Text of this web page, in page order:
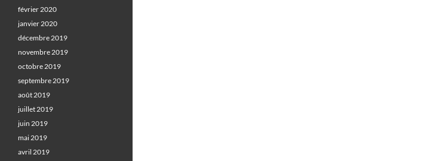
février 2020
janvier 2020
décembre 2019
novembre 2019
octobre 2019
septembre 2019
août 2019
juillet 2019
juin 2019
mai 2019
avril 2019